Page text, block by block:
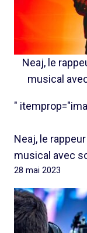
Neaj, le
musical
"
Neaj, le
musical avec
28 mai 2023